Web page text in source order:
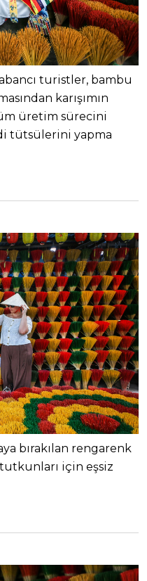
turistler, bambu
karışımın
üretim sürecini
tütsülerini yapma
bırakılan rengarenk
için eşsiz